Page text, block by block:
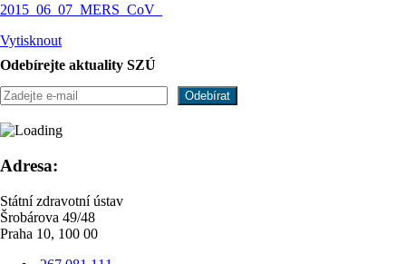
2015_06_07_MERS_CoV_
Vytisknout
Odebírejte aktuality SZÚ
Adresa:
Státní zdravotní ústav
Šrobárova 49/48
Praha 10, 100 00